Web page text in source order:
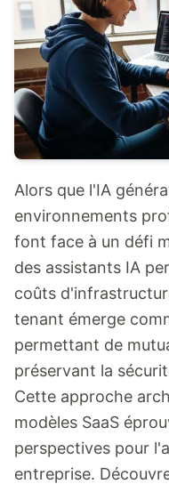
Alors que l'IA
environnements
font face à un défi
des assistants IA
coûts
tenant émerge
permettant de
préservant la
Cette approche
modèles SaaS
perspectives pour
entreprise.